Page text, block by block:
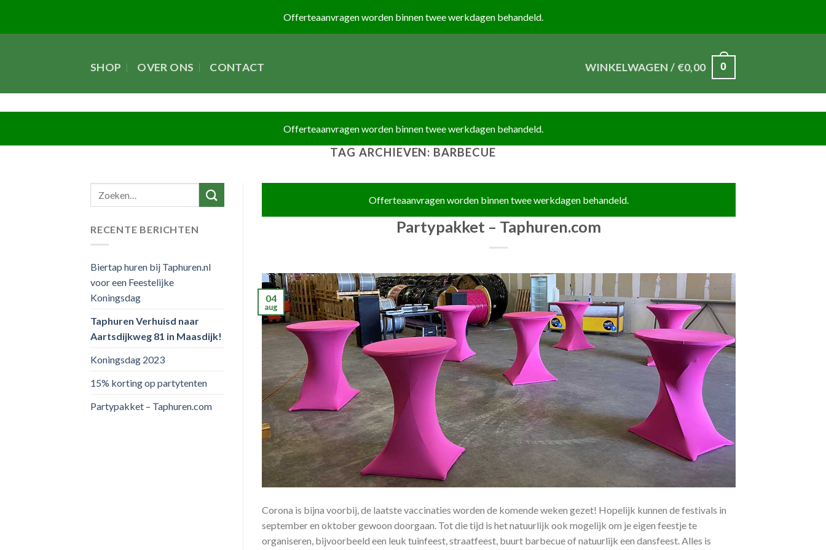
content
SHOP OVER ONS CONTACT WINKELWAGEN / €0,00 0
TAG ARCHIEVEN: BARBECUE
RECENTE BERICHTEN
Biertap huren bij Taphuren.nl
voor een Feestelijke
Koningsdag
Taphuren Verhuisd naar
Aartsdijkweg 81 in Maasdijk!
Koningsdag 2023
15% korting op partytenten
Partypakket – Taphuren.com
Partypakket – Taphuren.com
04
aug
Corona is bijna voorbij, de laatste vaccinaties worden de komende weken gezet! Hopelijk kunnen de festivals in
september en oktober gewoon doorgaan. Tot die tijd is het natuurlijk ook mogelijk om je eigen feestje te
organiseren, bijvoorbeeld een leuk tuinfeest, straatfeest, buurt barbecue of natuurlijk een dansfeest. Alles is